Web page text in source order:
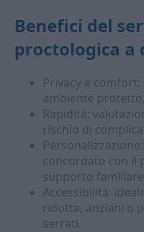
Benefici del
proctologica a
Privacy e comfort:
ambiente
Rapidità:
rischio di
concordato con il
supporto
Accessibilità:
ridotta, anziani o
serrati.